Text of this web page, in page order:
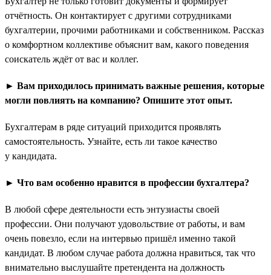
отчётность. Он контактирует с другими сотрудниками
бухгалтерии, прочими работниками и собственником. Рассказ
о комфортном коллективе объяснит вам, какого поведения
соискатель ждёт от вас и коллег.
► Вам приходилось принимать важные решения, которые
могли повлиять на компанию? Опишите этот опыт.
Бухгалтерам в ряде ситуаций приходится проявлять
самостоятельность. Узнайте, есть ли такое качество
у кандидата.
► Что вам особенно нравится в профессии бухгалтера?
В любой сфере деятельности есть энтузиасты своей
профессии. Они получают удовольствие от работы, и вам
очень повезло, если на интервью пришёл именно такой
кандидат. В любом случае работа должна нравиться, так что
внимательно выслушайте претендента на должность